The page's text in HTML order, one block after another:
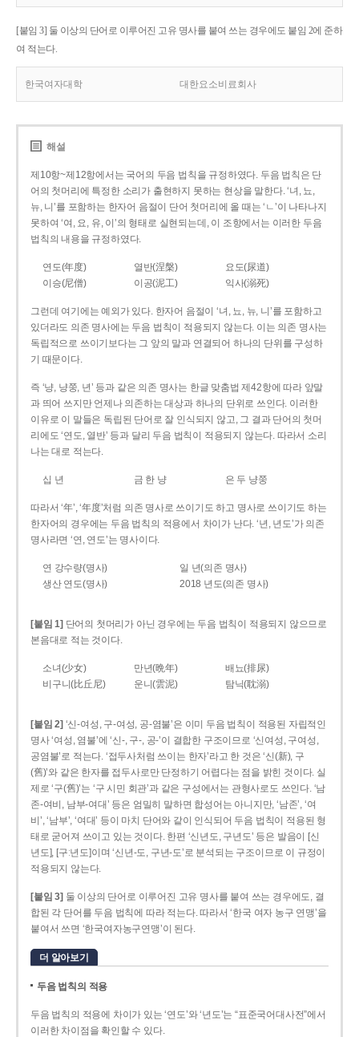
[붙임 3] 둘 이상의 단어로 이루어진 고유 명사를 붙여 쓰는 경우에도 붙임 2에 준하
여 적는다.
한국여자대학 대한요소비료회사
해설
제10항~제12항에서는 국어의 두음 법칙을 규정하였다. 두음 법칙은 단
어의 첫머리에 특정한 소리가 출현하지 못하는 현상을 말한다. ‘녀, 뇨,
뉴, 니’를 포함하는 한자어 음절이 단어 첫머리에 올 때는 ‘ㄴ’이 나타나지
못하여 ‘여, 요, 유, 이’의 형태로 실현되는데, 이 조항에서는 이러한 두음
법칙의 내용을 규정하였다.
연도(年度) 열반(涅槃)
요도(尿道)
이승(尼僧)
이공(泥工) 익사(溺死)
그런데 여기에는 예외가 있다. 한자어 음절이 ‘녀, 뇨, 뉴, 니’를 포함하고
있더라도 의존 명사에는 두음 법칙이 적용되지 않는다. 이는 의존 명사는
독립적으로 쓰이기보다는 그 앞의 말과 연결되어 하나의 단위를 구성하
기 때문이다.
즉 ‘냥, 냥쭝, 년’ 등과 같은 의존 명사는 한글 맞춤법 제42항에 따라 앞말
과 띄어 쓰지만 언제나 의존하는 대상과 하나의 단위로 쓰인다. 이러한
이유로 이 말들은 독립된 단어로 잘 인식되지 않고, 그 결과 단어의 첫머
리에도 ‘연도, 열반’ 등과 달리 두음 법칙이 적용되지 않는다. 따라서 소리
나는 대로 적는다.
십 년 금 한 냥 은 두 냥쭝
따라서 ‘年’, ‘年度’처럼 의존 명사로 쓰이기도 하고 명사로 쓰이기도 하는
한자어의 경우에는 두음 법칙의 적용에서 차이가 난다. ‘년, 년도’가 의존
명사라면 ‘연, 연도’는 명사이다.
연 강수량(명사)
일 년(의존 명사)
생산 연도(명사)
2018 년도(의존 명사)
[붙임 1] 단어의 첫머리가 아닌 경우에는 두음 법칙이 적용되지 않으므로
본음대로 적는 것이다.
소녀(少女) 만년(晩年)
배뇨(排尿)
비구니(比丘尼)
운니(雲泥) 탐닉(耽溺)
[붙임 2] ‘신-여성, 구-여성, 공-염불’은 이미 두음 법칙이 적용된 자립적인
명사 ‘여성, 염불’에 ‘신-, 구-, 공-’이 결합한 구조이므로 ‘신여성, 구여성,
공염불’로 적는다. ‘접두사처럼 쓰이는 한자’라고 한 것은 ‘신(新), 구
(舊)’와 같은 한자를 접두사로만 단정하기 어렵다는 점을 밝힌 것이다. 실
제로 ‘구(舊)’는 ‘구 시민 회관’과 같은 구성에서는 관형사로도 쓰인다. ‘남
존­-여비, 남부-­여대’ 등은 엄밀히 말하면 합성어는 아니지만, ‘남존’, ‘여
비’, ‘남부’, ‘여대’ 등이 마치 단어와 같이 인식되어 두음 법칙이 적용된 형
태로 굳어져 쓰이고 있는 것이다. 한편 ‘신년도, 구년도’ 등은 발음이 [신
년도], [구ː년도]이며 ‘신년­-도, 구년-­도’로 분석되는 구조이므로 이 규정이
적용되지 않는다.
[붙임 3] 둘 이상의 단어로 이루어진 고유 명사를 붙여 쓰는 경우에도, 결
합된 각 단어를 두음 법칙에 따라 적는다. 따라서 ‘한국 여자 농구 연맹’을
붙여서 쓰면 ‘한국여자농구연맹’이 된다.
더 알아보기
두음 법칙의 적용
두음 법칙의 적용에 차이가 있는 ‘연도’와 ‘년도’는 “표준국어대사전”에서
이러한 차이점을 확인할 수 있다.